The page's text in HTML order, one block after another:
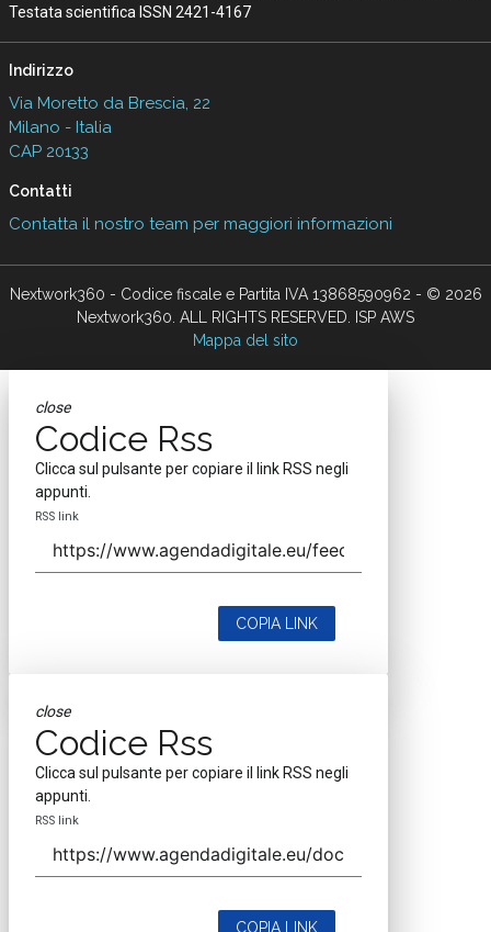
Testata scientifica ISSN 2421-4167
Indirizzo
Via Moretto da Brescia, 22
Milano - Italia
CAP 20133
Contatti
Contatta il nostro team per maggiori informazioni
Nextwork360 - Codice fiscale e Partita IVA 13868590962 - © 2026
Nextwork360. ALL RIGHTS RESERVED. ISP AWS
Mappa del sito
close
Codice Rss
Clicca sul pulsante per copiare il link RSS negli
appunti.
RSS link
COPIA LINK
close
Codice Rss
Clicca sul pulsante per copiare il link RSS negli
appunti.
RSS link
COPIA LINK